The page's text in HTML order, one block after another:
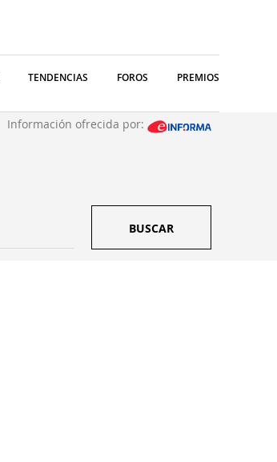
TENDENCIAS FOROS PREMIOS
Información ofrecida por:
BUSCAR